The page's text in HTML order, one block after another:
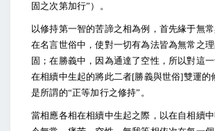
固之次第加行”）。
以修持第一智的苦諦之相為例，首先緣于無常
在名言世俗中，使對一切有為法皆為無常之
固；在勝義中，因為通達了空性，所以對這一
在相續中生起的將此二者[勝義與世俗]雙運的
是所謂的“正等加行之修持”。
當相應各相在相續中生起之際，以在自相續